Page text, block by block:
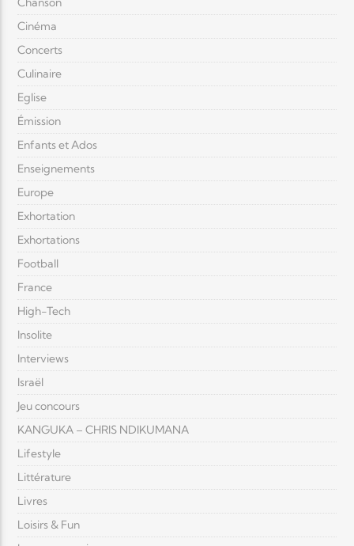
Cinéma
Concerts
Culinaire
Eglise
Émission
Enfants et Ados
Enseignements
Europe
Exhortation
Exhortations
Football
France
High-Tech
Insolite
Interviews
Israël
Jeu concours
KANGUKA – CHRIS NDIKUMANA
Lifestyle
Littérature
Livres
Loisirs & Fun